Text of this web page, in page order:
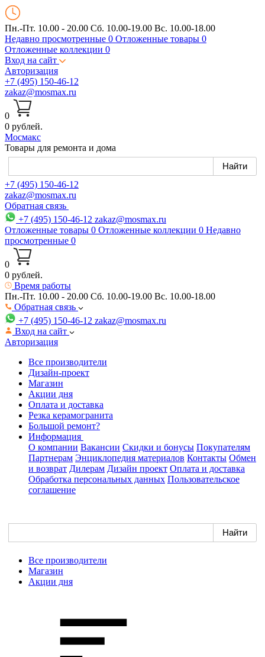
Пн.-Пт. 10.00 - 20.00 Сб. 10.00-19.00 Вс. 10.00-18.00
Недавно просмотренные 0 Отложенные товары 0
Отложенные коллекции 0
Вход на сайт
Авторизация
+7 (495) 150-46-12
zakaz@mosmax.ru
0
0 рублей.
Мосмакс
Товары для ремонта и дома
+7 (495) 150-46-12
zakaz@mosmax.ru
Обратная связь
+7 (495) 150-46-12 zakaz@mosmax.ru
Отложенные товары 0 Отложенные коллекции 0 Недавно
просмотренные 0
0
0 рублей.
Время работы
Пн.-Пт. 10.00 - 20.00 Сб. 10.00-19.00 Вс. 10.00-18.00
Обратная связь
+7 (495) 150-46-12 zakaz@mosmax.ru
Вход на сайт
Авторизация
Все производители
Дизайн-проект
Магазин
Акции дня
Оплата и доставка
Резка керамогранита
Большой ремонт?
Информация
О компании Вакансии Скидки и бонусы Покупателям
Партнерам Энциклопедия материалов Контакты Обмен
и возврат Дилерам Дизайн проект Оплата и доставка
Обработка персональных данных Пользовательское
соглашение
Все производители
Магазин
Акции дня